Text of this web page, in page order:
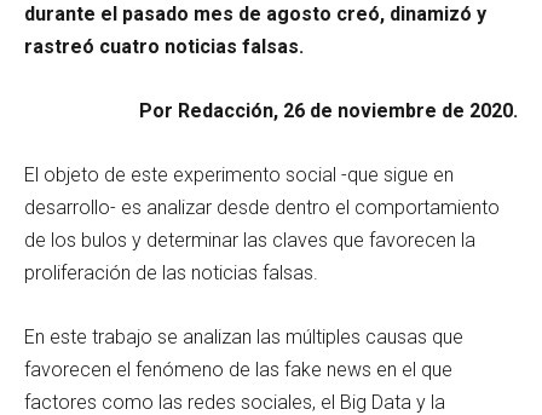
durante el pasado mes de agosto creó, dinamizó y
rastreó cuatro noticias falsas.
Por Redacción, 26 de noviembre de 2020.
El objeto de este experimento social -que sigue en
desarrollo- es analizar desde dentro el comportamiento
de los bulos y determinar las claves que favorecen la
proliferación de las noticias falsas.
En este trabajo se analizan las múltiples causas que
favorecen el fenómeno de las fake news en el que
factores como las redes sociales, el Big Data y la